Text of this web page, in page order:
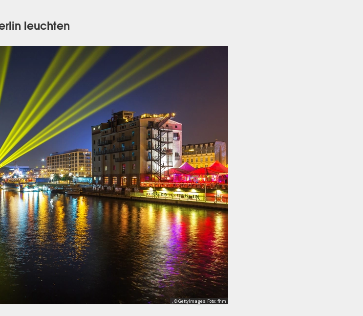
leuchten
, © GettyImages, Foto: fhm